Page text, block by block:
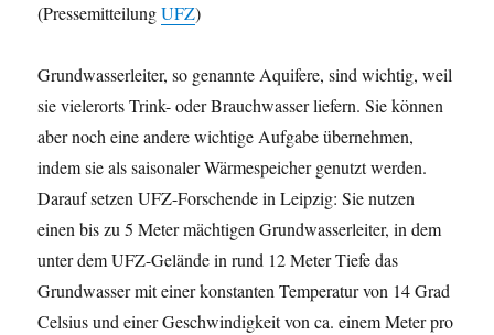
(PressemitteilungUFZ)
Grundwasserleiter, so genannte Aquifere, sind wichtig, weil
sie vielerorts Trink- oder Brauchwasser liefern. Sie können
aber noch eine andere wichtige Aufgabe übernehmen,
indem sie als saisonaler Wärmespeicher genutzt werden.
Darauf setzen UFZ-Forschende in Leipzig: Sie nutzen
einen bis zu 5 Meter mächtigen Grundwasserleiter, in dem
unter dem UFZ-Gelände in rund 12 Meter Tiefe das
Grundwasser mit einer konstanten Temperatur von 14 Grad
Celsius und einer Geschwindigkeit von ca. einem Meter pro